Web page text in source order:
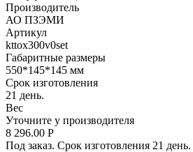
Производитель
АО ПЗЭМИ
Артикул
kttox300v0set
Габаритные размеры
550*145*145 мм
Срок изготовления
21 день.
Вес
Уточните у производителя
8 296.00 Р
Под заказ. Срок изготовления 21 день.